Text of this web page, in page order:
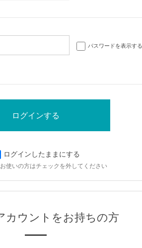
パスワードを表示する
ログインしたままにする
使いの方はチェックを外してください
カウントをお持ちの方